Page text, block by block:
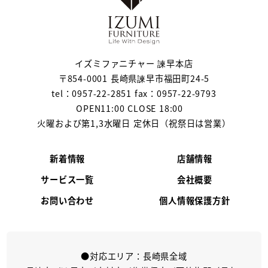
イズミファニチャー 諫早本店
〒854-0001 長崎県諫早市福田町24-5
tel：0957-22-2851 fax：0957-22-9793
OPEN11:00 CLOSE 18:00
火曜および第1,3水曜日 定休日（祝祭日は営業）
新着情報
店舗情報
サービス一覧
会社概要
お問い合わせ
個人情報保護方針
●対応エリア：長崎県全域